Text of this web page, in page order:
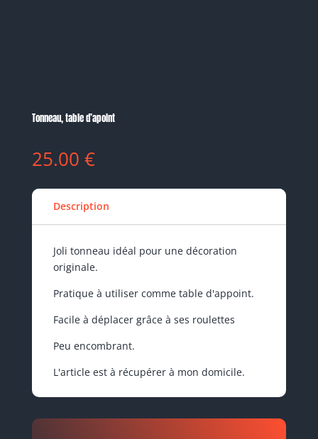
Tonneau, table d’apoint
25.00 €
Description
Joli tonneau idéal pour une décoration
originale.
Pratique à utiliser comme table d'appoint.
Facile à déplacer grâce à ses roulettes
Peu encombrant.
L'article est à récupérer à mon domicile.